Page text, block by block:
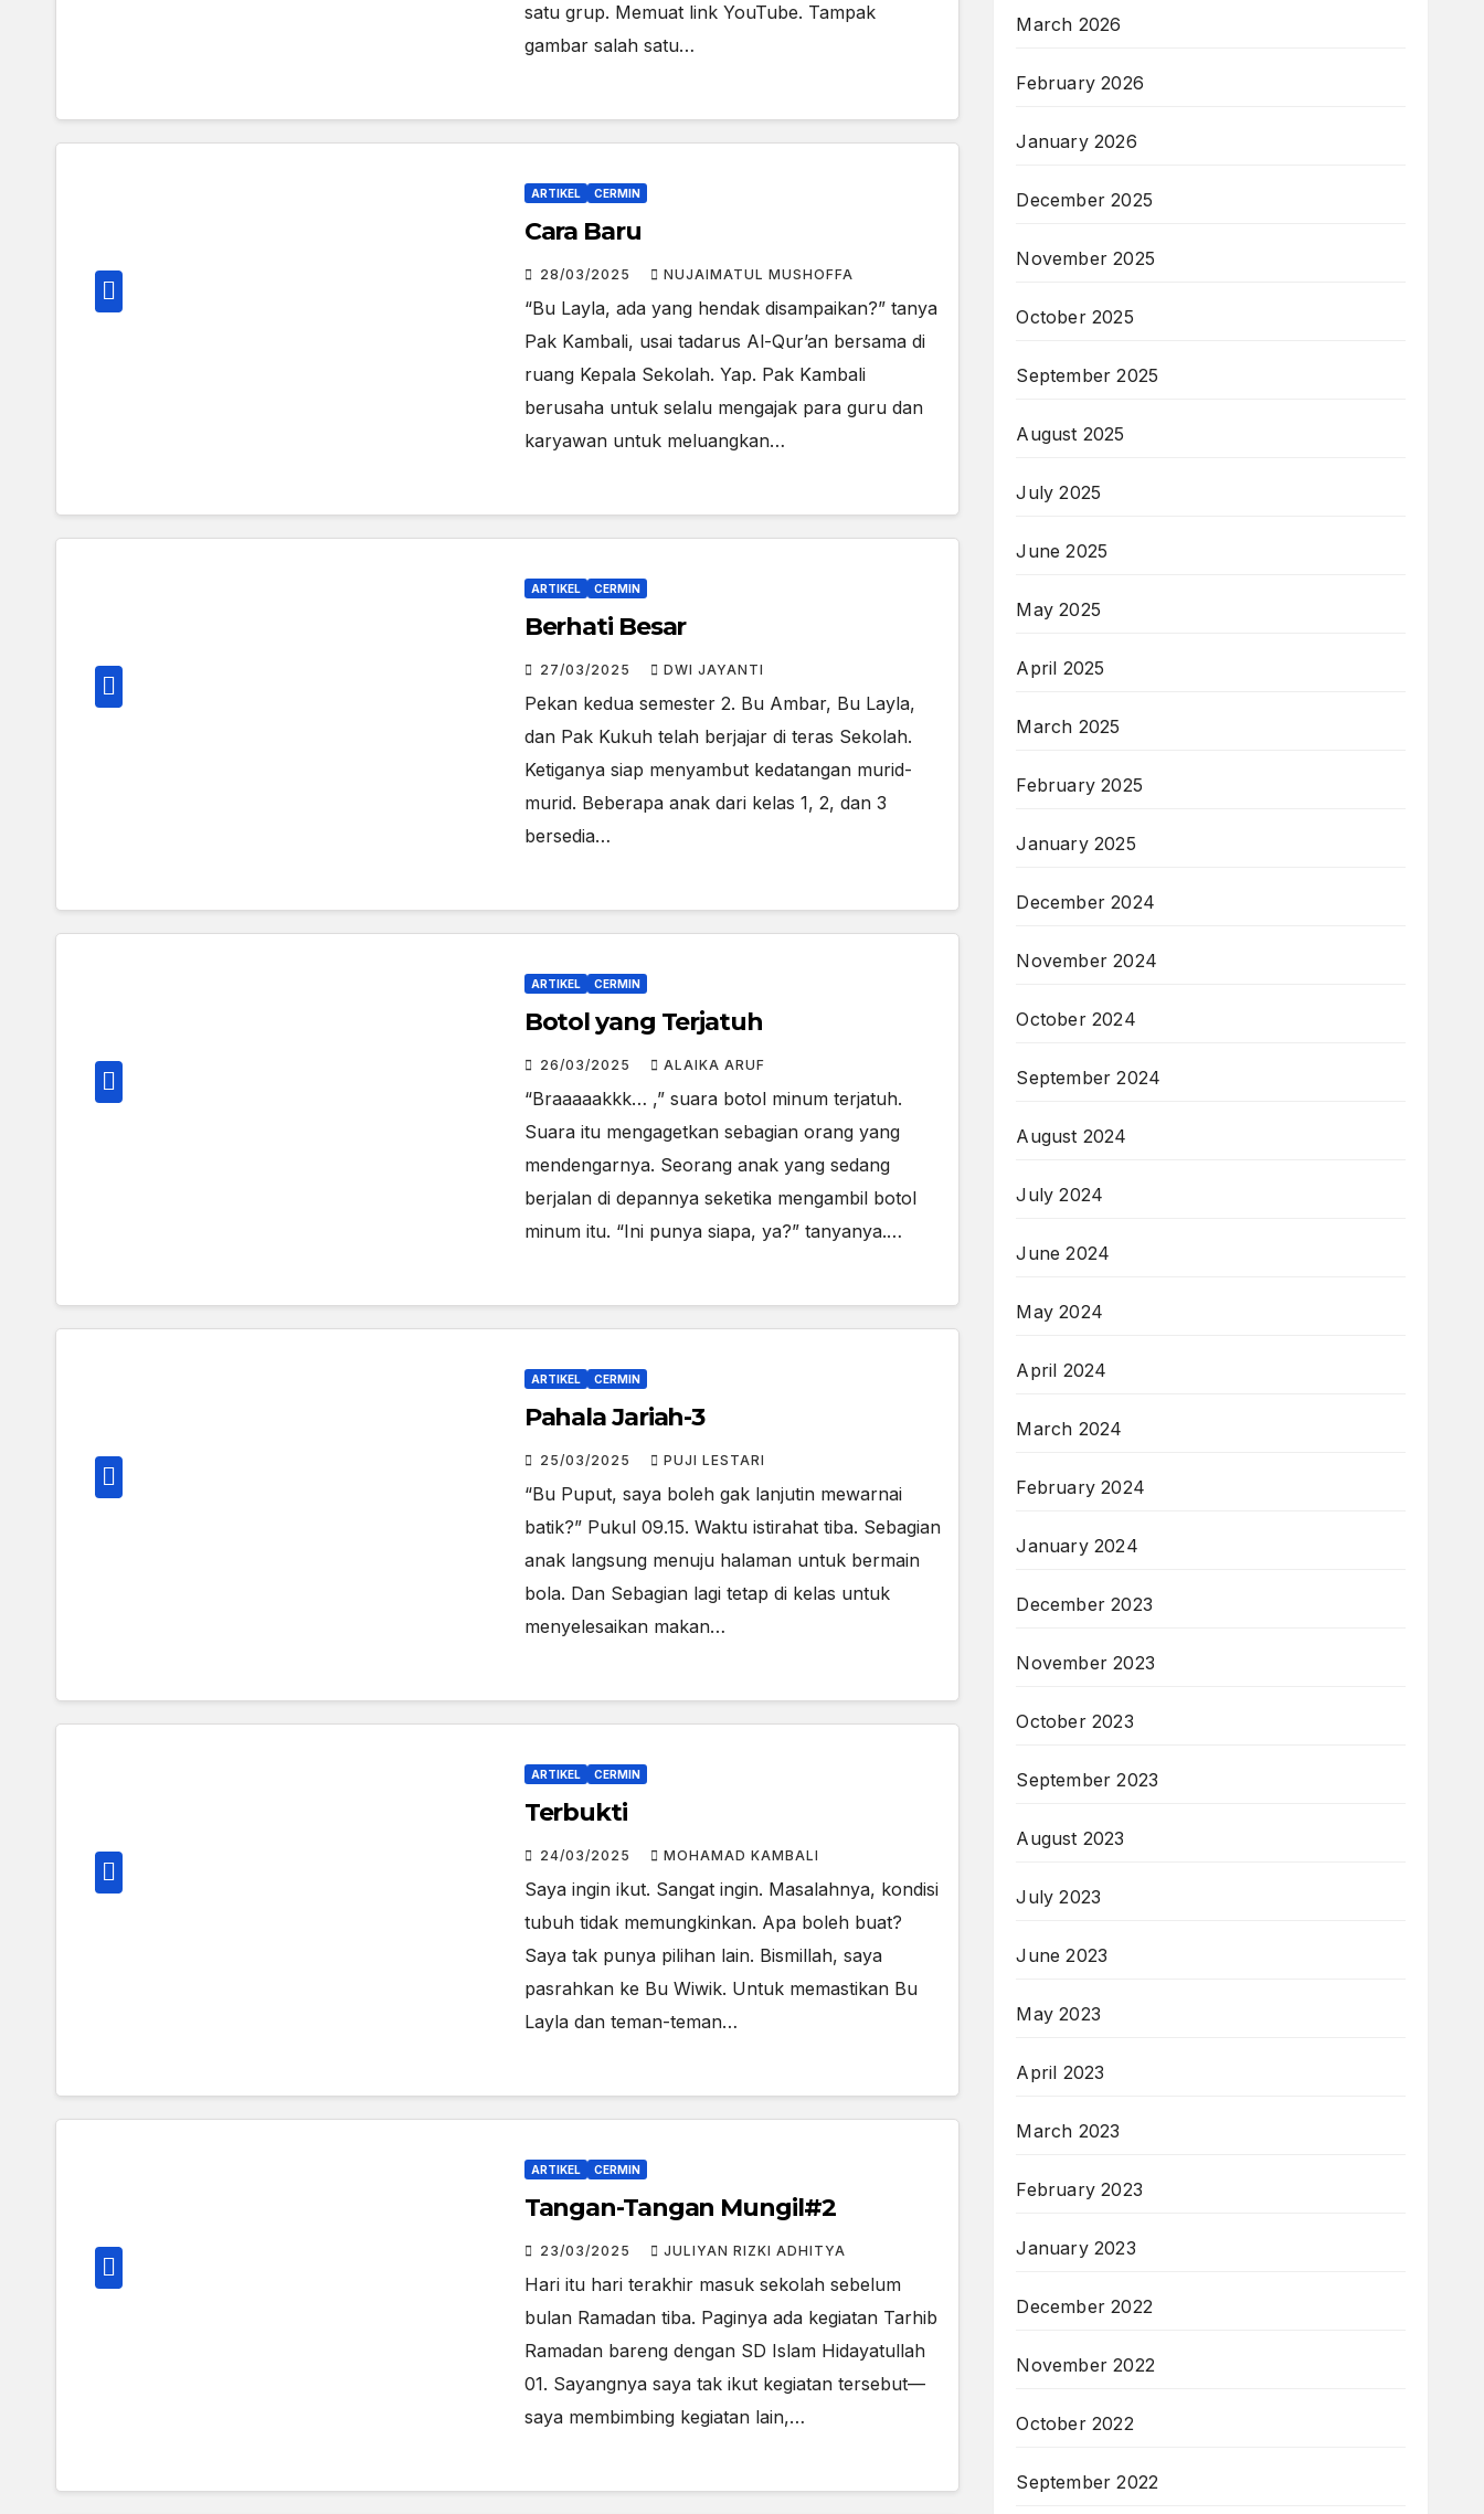
satu grup. Memuat link YouTube. Tampak
gambar salah satu…
ARTIKEL CERMIN
Cara Baru
28/03/2025 NUJAIMATUL MUSHOFFA
“Bu Layla, ada yang hendak disampaikan?” tanya
Pak Kambali, usai tadarus Al-Qur’an bersama di
ruang Kepala Sekolah. Yap. Pak Kambali
berusaha untuk selalu mengajak para guru dan
karyawan untuk meluangkan…
ARTIKEL CERMIN
Berhati Besar
27/03/2025 DWI JAYANTI
Pekan kedua semester 2. Bu Ambar, Bu Layla,
dan Pak Kukuh telah berjajar di teras Sekolah.
Ketiganya siap menyambut kedatangan murid-
murid. Beberapa anak dari kelas 1, 2, dan 3
bersedia…
ARTIKEL CERMIN
Botol yang Terjatuh
26/03/2025 ALAIKA ARUF
“Braaaaakkk… ,” suara botol minum terjatuh.
Suara itu mengagetkan sebagian orang yang
mendengarnya. Seorang anak yang sedang
berjalan di depannya seketika mengambil botol
minum itu. “Ini punya siapa, ya?” tanyanya.…
ARTIKEL CERMIN
Pahala Jariah-3
25/03/2025 PUJI LESTARI
“Bu Puput, saya boleh gak lanjutin mewarnai
batik?” Pukul 09.15. Waktu istirahat tiba. Sebagian
anak langsung menuju halaman untuk bermain
bola. Dan Sebagian lagi tetap di kelas untuk
menyelesaikan makan…
ARTIKEL CERMIN
Terbukti
24/03/2025 MOHAMAD KAMBALI
Saya ingin ikut. Sangat ingin. Masalahnya, kondisi
tubuh tidak memungkinkan. Apa boleh buat?
Saya tak punya pilihan lain. Bismillah, saya
pasrahkan ke Bu Wiwik. Untuk memastikan Bu
Layla dan teman-teman…
ARTIKEL CERMIN
Tangan-Tangan Mungil#2
23/03/2025 JULIYAN RIZKI ADHITYA
Hari itu hari terakhir masuk sekolah sebelum
bulan Ramadan tiba. Paginya ada kegiatan Tarhib
Ramadan bareng dengan SD Islam Hidayatullah
01. Sayangnya saya tak ikut kegiatan tersebut—
saya membimbing kegiatan lain,…
March 2026
February 2026
January 2026
December 2025
November 2025
October 2025
September 2025
August 2025
July 2025
June 2025
May 2025
April 2025
March 2025
February 2025
January 2025
December 2024
November 2024
October 2024
September 2024
August 2024
July 2024
June 2024
May 2024
April 2024
March 2024
February 2024
January 2024
December 2023
November 2023
October 2023
September 2023
August 2023
July 2023
June 2023
May 2023
April 2023
March 2023
February 2023
January 2023
December 2022
November 2022
October 2022
September 2022